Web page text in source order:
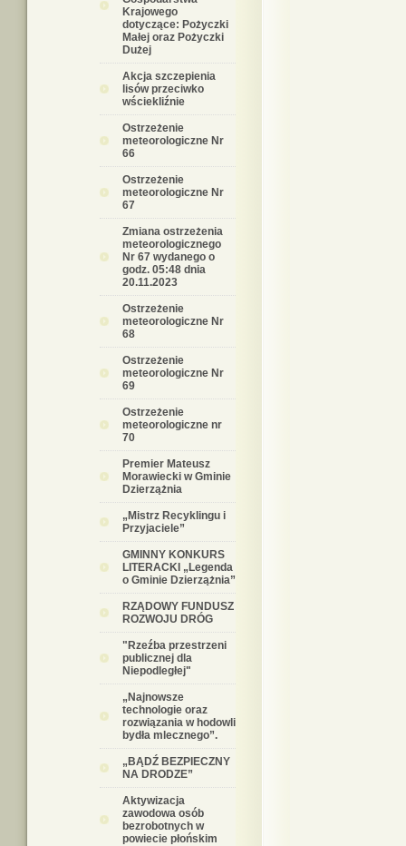
Krajowego
dotyczące: Pożyczki
Małej oraz Pożyczki
Dużej
Akcja szczepienia
lisów przeciwko
wściekliźnie
Ostrzeżenie
meteorologiczne Nr
66
Ostrzeżenie
meteorologiczne Nr
67
Zmiana ostrzeżenia
meteorologicznego
Nr 67 wydanego o
godz. 05:48 dnia
20.11.2023
Ostrzeżenie
meteorologiczne Nr
68
Ostrzeżenie
meteorologiczne Nr
69
Ostrzeżenie
meteorologiczne nr
70
Premier Mateusz
Morawiecki w Gminie
Dzierzążnia
„Mistrz Recyklingu i
Przyjaciele”
GMINNY KONKURS
LITERACKI „Legenda
o Gminie Dzierzążnia”
RZĄDOWY FUNDUSZ
ROZWOJU DRÓG
"Rzeźba przestrzeni
publicznej dla
Niepodległej"
„Najnowsze
technologie oraz
rozwiązania w hodowli
bydła mlecznego”.
„BĄDŹ BEZPIECZNY
NA DRODZE”
Aktywizacja
zawodowa osób
bezrobotnych w
powiecie płońskim